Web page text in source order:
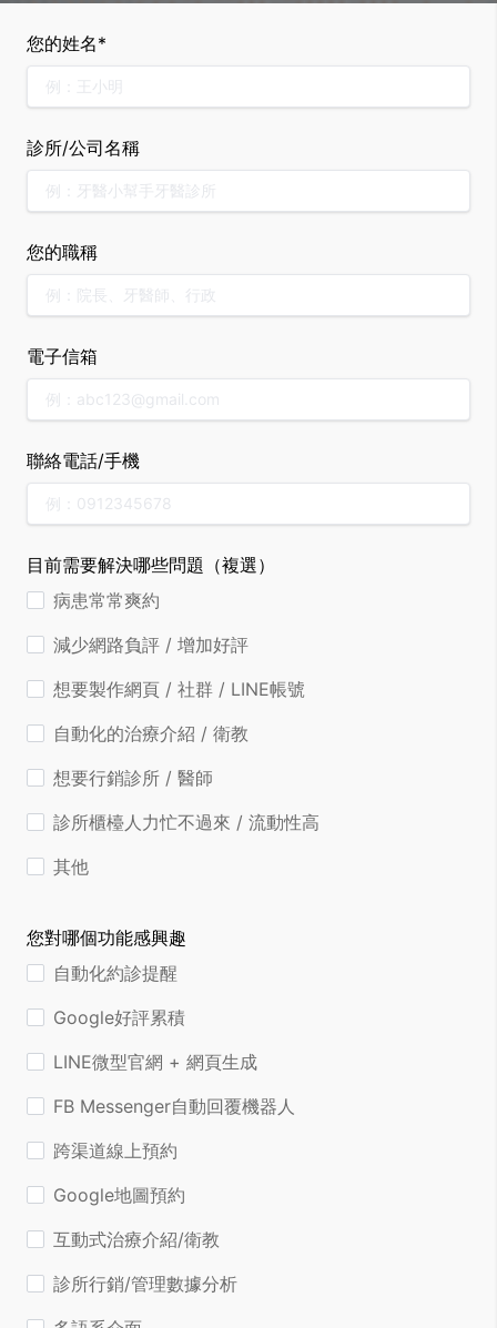
您的姓名*
診所/公司名稱
您的職稱
電子信箱
聯絡電話/手機
目前需要解決哪些問題（複選）
病患常常爽約
減少網路負評 / 增加好評
想要製作網頁 / 社群 / LINE帳號
自動化的治療介紹 / 衛教
想要行銷診所 / 醫師
診所櫃檯人力忙不過來 / 流動性高
其他
您對哪個功能感興趣
自動化約診提醒
Google好評累積
LINE微型官網 + 網頁生成
FB Messenger自動回覆機器人
跨渠道線上預約
Google地圖預約
互動式治療介紹/衛教
診所行銷/管理數據分析